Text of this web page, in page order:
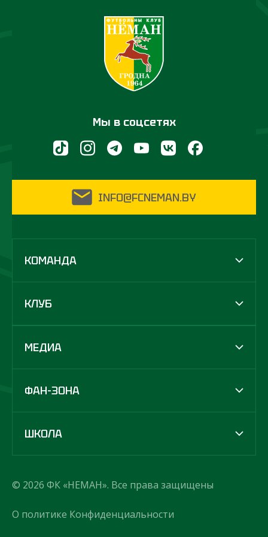
Мы в соцсетях
INFO@FCNEMAN.BY
КОМАНДА
КЛУБ
МЕДИА
ФАН-ЗОНА
ШКОЛА
© 2026 ФК «НЕМАН». Все права защищены
О политике Конфиденциальности